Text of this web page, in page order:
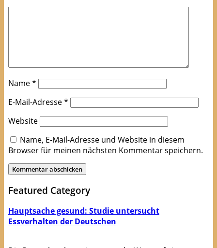
Name*
E-Mail-Adresse*
Website
Name, E-Mail-Adresse und Website in diesem
Browser für meinen nächsten Kommentar speichern.
Featured Category
Hauptsache gesund: Studie untersucht
Essverhalten der Deutschen